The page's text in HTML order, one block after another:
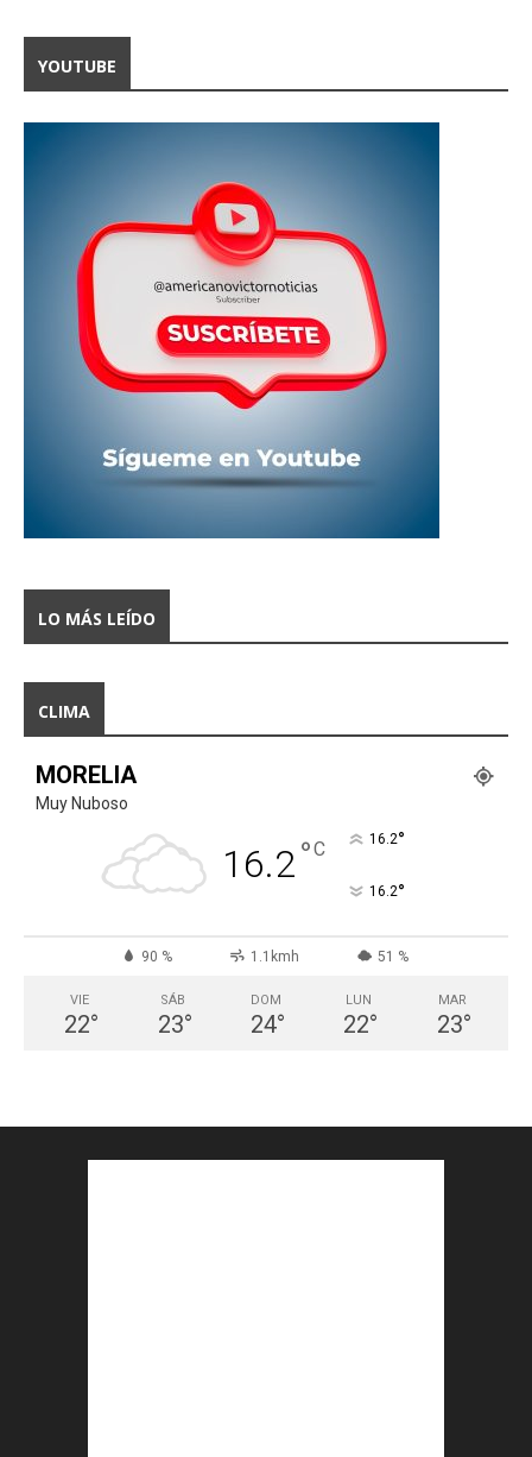
YOUTUBE
LO MÁS LEÍDO
CLIMA
MORELIA
Muy Nuboso
16.2°C 16.2°
16.2°
90 % 1.1kmh 51 %
VIE
22°
SÁB
23°
DOM
24°
LUN
22°
MAR
23°